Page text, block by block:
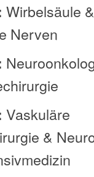
Wirbelsäule &
Nerven
Vaskuläre
&